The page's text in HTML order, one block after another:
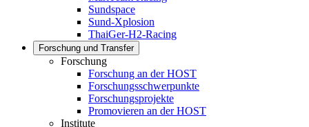
Sundspace
Sund-Xplosion
ThaiGer-H2-Racing
Forschung und Transfer
Forschung
Forschung an der HOST
Forschungsschwerpunkte
Forschungsprojekte
Promovieren an der HOST
Institute